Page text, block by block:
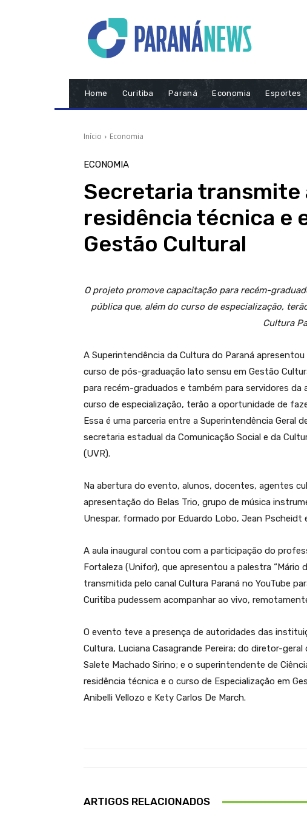
Home Curitiba Paraná Economia Esportes
Início Economia
ECONOMIA
Secretaria transmite
residência técnica e
Gestão Cultural
O projeto promove capacitação para recém-
pública que, além do curso de especialização,
Cultura
A Superintendência da Cultura do Paraná
curso de pós-graduação lato sensu em Gestão
para recém-graduados e também para servidores da
curso de especialização, terão a oportunidade de
Essa é uma parceria entre a Superintendência Geral
secretaria estadual da Comunicação Social e da
(UVR).
Na abertura do evento, alunos, docentes, agentes
apresentação do Belas Trio, grupo de música
Unespar, formado por Eduardo Lobo, Jean Pscheidt
A aula inaugural contou com a participação do
Fortaleza (Unifor), que apresentou a palestra “Mário
transmitida pelo canal Cultura Paraná no YouTube
Curitiba pudessem acompanhar ao vivo,
O evento teve a presença de autoridades das
Cultura, Luciana Casagrande Pereira; do diretor-geral
Salete Machado Sirino; e o superintendente de
residência técnica e o curso de Especialização em
Anibelli Vellozo e Kety Carlos De March.
ARTIGOS RELACIONADOS